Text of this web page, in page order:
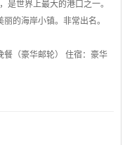
是世界上最大的港口之一。
的海岸小镇。非常出名。
餐（豪华邮轮） 住宿：豪华